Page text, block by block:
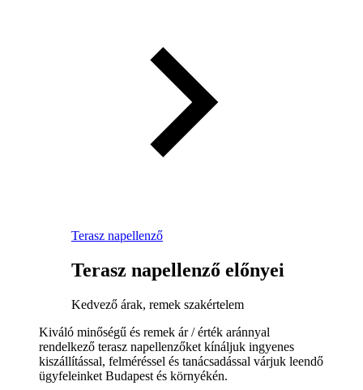
Terasz napellenző
Terasz napellenző előnyei
Kedvező árak, remek szakértelem
Kiváló minőségű és remek ár / érték aránnyal
rendelkező terasz napellenzőket kínáljuk ingyenes
kiszállítással, felméréssel és tanácsadással várjuk leendő
ügyfeleinket Budapest és környékén.